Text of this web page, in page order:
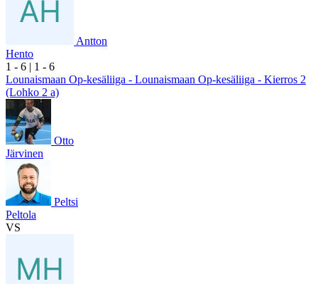
Antton
Hento
1 - 6 | 1 - 6
Lounaismaan Op-kesäliiga - Lounaismaan Op-kesäliiga - Kierros 2
(Lohko 2 a)
Otto
Järvinen
Peltsi
Peltola
VS